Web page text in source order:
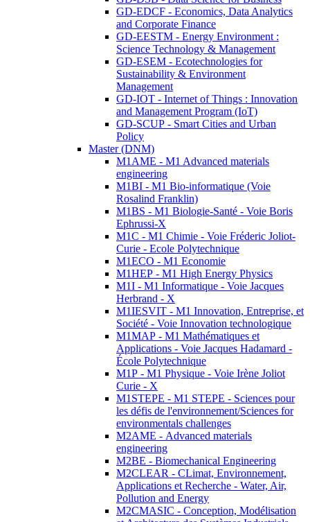
GD-EDCF - Economics, Data Analytics
and Corporate Finance
GD-EESTM - Energy Environment :
Science Technology & Management
GD-ESEM - Ecotechnologies for
Sustainability & Environment
Management
GD-IOT - Internet of Things : Innovation
and Management Program (IoT)
GD-SCUP - Smart Cities and Urban
Policy
Master (DNM)
M1AME - M1 Advanced materials
engineering
M1BI - M1 Bio-informatique (Voie
Rosalind Franklin)
M1BS - M1 Biologie-Santé - Voie Boris
Ephrussi-X
M1C - M1 Chimie - Voie Fréderic Joliot-
Curie - Ecole Polytechnique
M1ECO - M1 Economie
M1HEP - M1 High Energy Physics
M1I - M1 Informatique - Voie Jacques
Herbrand - X
M1IESVIT - M1 Innovation, Entreprise, et
Société - Voie Innovation technologique
M1MAP - M1 Mathématiques et
Applications - Voie Jacques Hadamard -
École Polytechnique
M1P - M1 Physique - Voie Irène Joliot
Curie - X
M1STEPE - M1 STEPE - Sciences pour
les défis de l'environnement/Sciences for
environmentals challenges
M2AME - Advanced materials
engineering
M2BE - Biomechanical Engineering
M2CLEAR - CLimat, Environnement,
Applications et Recherche - Water, Air,
Pollution and Energy
M2CMASIC - Conception, Modélisation